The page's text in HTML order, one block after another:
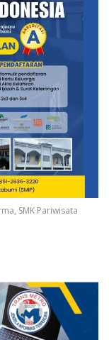
SMK Pariwisata